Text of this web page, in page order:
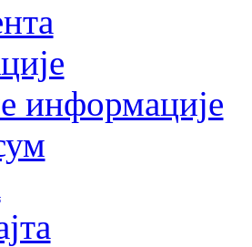
информације